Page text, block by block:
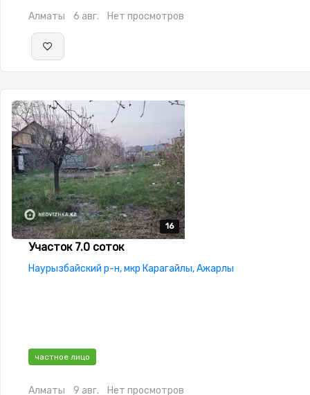
Алматы 6 авг. Нет просмотров
16
16
16
16
16
Участок 7.0 соток
Наурызбайский р-н, мкр Карагайлы, Ажарлы
частное лицо
Алматы 9 авг. Нет просмотров